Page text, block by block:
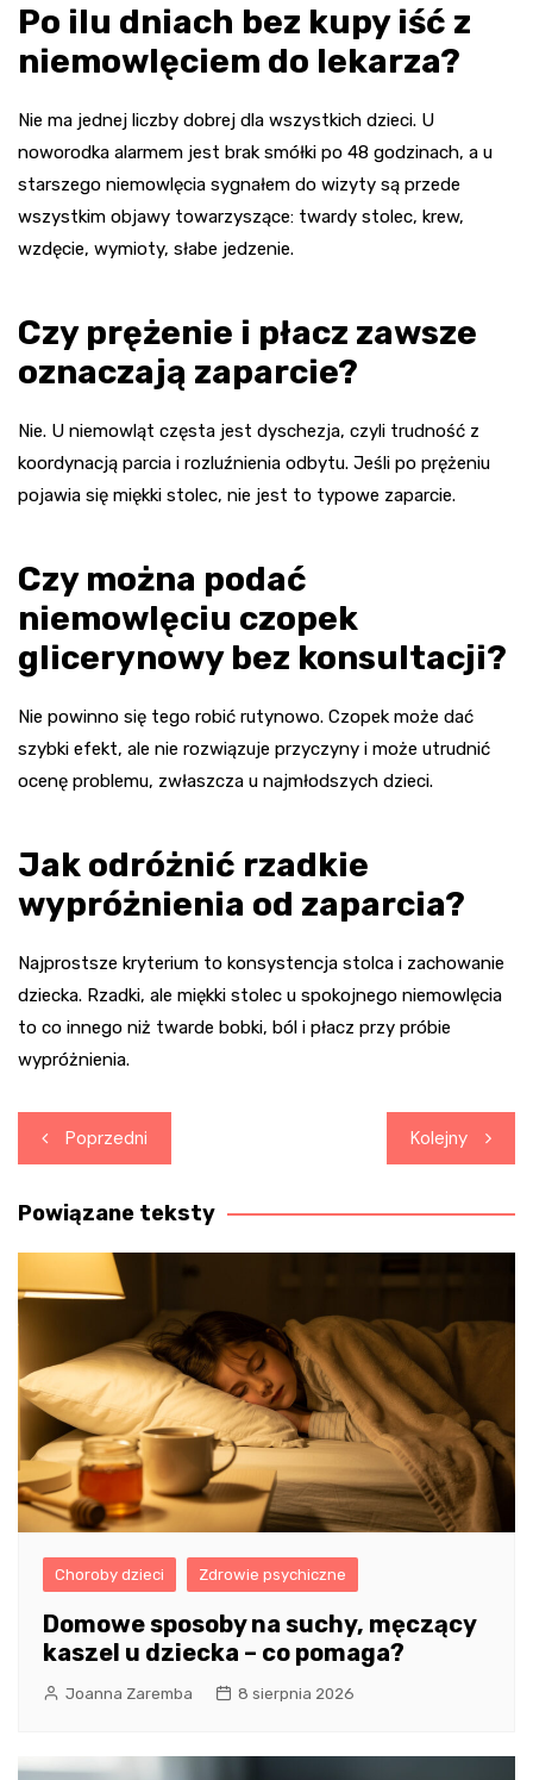
Po ilu dniach bez kupy iść z
niemowlęciem do lekarza?
Nie ma jednej liczby dobrej dla wszystkich dzieci. U
noworodka alarmem jest brak smółki po 48 godzinach, a u
starszego niemowlęcia sygnałem do wizyty są przede
wszystkim objawy towarzyszące: twardy stolec, krew,
wzdęcie, wymioty, słabe jedzenie.
Czy prężenie i płacz zawsze
oznaczają zaparcie?
Nie. U niemowląt częsta jest dyschezja, czyli trudność z
koordynacją parcia i rozluźnienia odbytu. Jeśli po prężeniu
pojawia się miękki stolec, nie jest to typowe zaparcie.
Czy można podać
niemowlęciu czopek
glicerynowy bez konsultacji?
Nie powinno się tego robić rutynowo. Czopek może dać
szybki efekt, ale nie rozwiązuje przyczyny i może utrudnić
ocenę problemu, zwłaszcza u najmłodszych dzieci.
Jak odróżnić rzadkie
wypróżnienia od zaparcia?
Najprostsze kryterium to konsystencja stolca i zachowanie
dziecka. Rzadki, ale miękki stolec u spokojnego niemowlęcia
to co innego niż twarde bobki, ból i płacz przy próbie
wypróżnienia.
Nawigacja
wpisu
Poprzedni Kolejny
Powiązane teksty
Choroby dzieci Zdrowie psychiczne
Domowe sposoby na suchy, męczący
kaszel u dziecka – co pomaga?
Joanna Zaremba 8 sierpnia 2026